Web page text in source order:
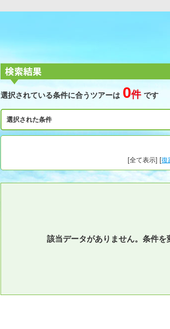
選択されている条件に合うツアーは 0件 です
選択された条件
[全て表示] [復
該当データがありません。条件を